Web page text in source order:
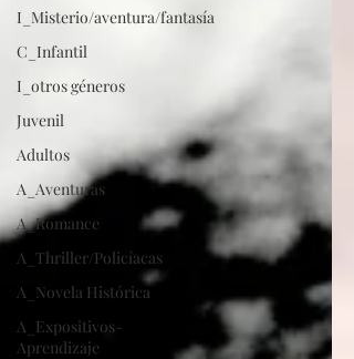
I_Misterio/aventura/fantasía
C_Infantil
I_otros géneros
Juvenil
Adultos
A_Aventuras
A_Romance
A_Thriller/Policíacas
A_Novela Histórica
A_Expositivos-
Aprendizaje